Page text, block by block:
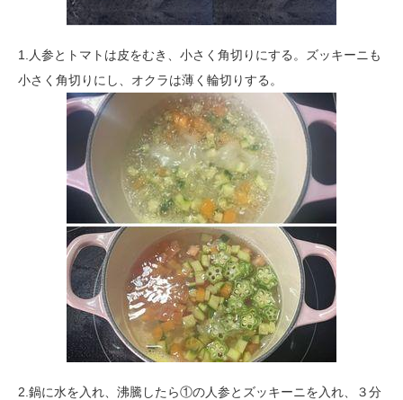
1.人参とトマトは皮をむき、小さく角切りにする。ズッキーニも
小さく角切りにし、オクラは薄く輪切りする。
2.鍋に水を入れ、沸騰したら①の人参とズッキーニを入れ、３分